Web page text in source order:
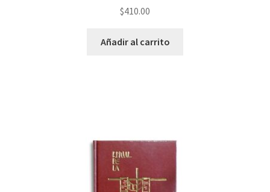
$410.00
Añadir al carrito